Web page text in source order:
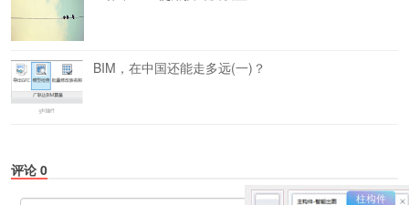
BIM，在中国还能走多远(一)？
评论 0